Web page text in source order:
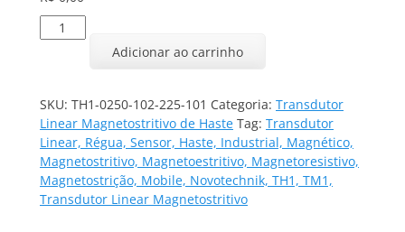
Transdutor
Linear
102-
225-
101
quantidade
Adicionar ao carrinho
SKU: TH1-0250-102-225-101 Categoria: Transdutor
Linear Magnetostritivo de Haste Tag: Transdutor
Linear, Régua, Sensor, Haste, Industrial, Magnético,
Magnetostritivo, Magnetoestritivo, Magnetoresistivo,
Magnetostrição, Mobile, Novotechnik, TH1, TM1,
Transdutor Linear Magnetostritivo